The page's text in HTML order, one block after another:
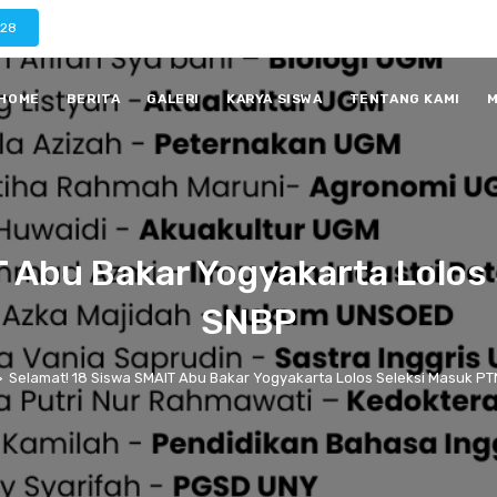
BERITA GALERI KARYA SISWA TENTANG KAMI
Abu Bakar Yogyakarta
SNBP
Selamat! 18 Siswa SMAIT Abu Bakar Yogyakarta Lolos Seleksi Masuk